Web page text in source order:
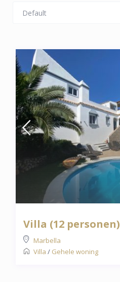
Default
Villa (12 personen)
Marbella
Villa / Gehele woning